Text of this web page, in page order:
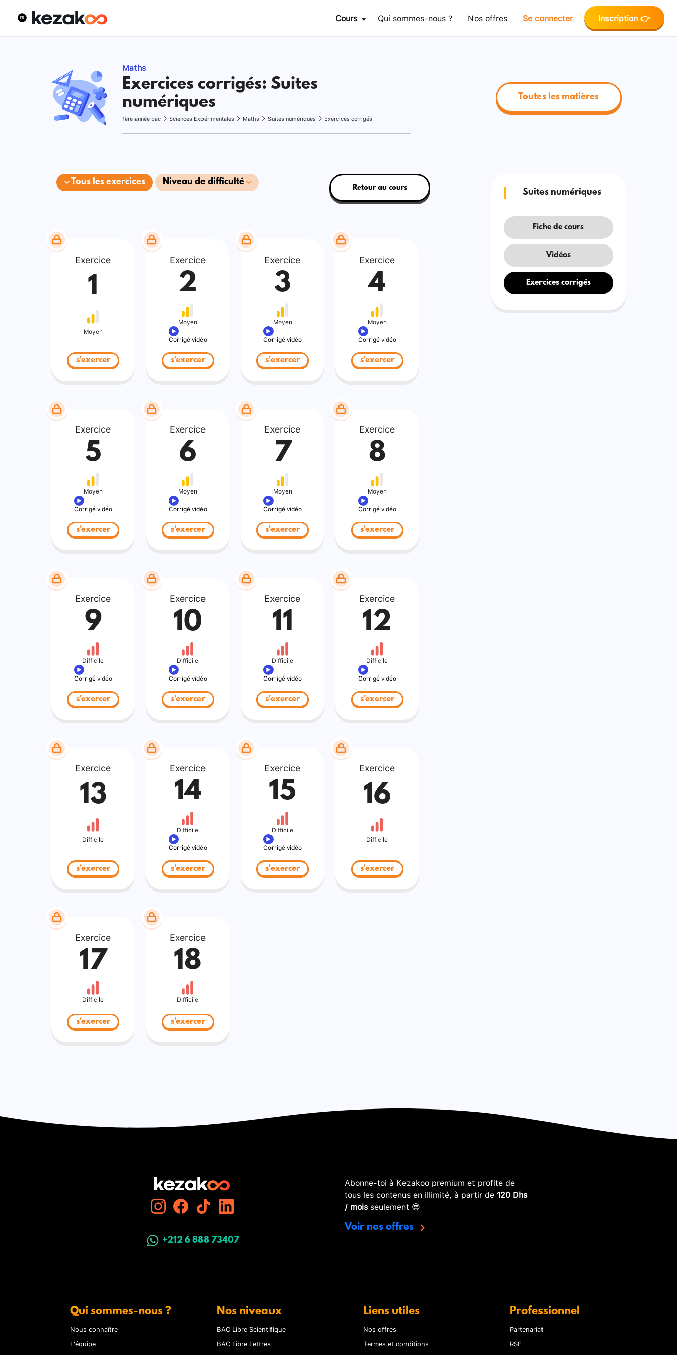
Cours Qui sommes-nous ? Nos offres Se connecter Inscription 👉
Maths
Exercices corrigés: Suites
numériques
1ère année bac Sciences Expérimentales Maths Suites numériques Exercices corrigés
Toutes les matières
Tous les exercices Niveau de difficulté
Retour au cours
Exercice
1
Moyen
s'exercer
Exercice
2
Moyen
Corrigé vidéo
s'exercer
Exercice
3
Moyen
Corrigé vidéo
s'exercer
Exercice
4
Moyen
Corrigé vidéo
s'exercer
Exercice
5
Moyen
Corrigé vidéo
s'exercer
Exercice
6
Moyen
Corrigé vidéo
s'exercer
Exercice
7
Moyen
Corrigé vidéo
s'exercer
Exercice
8
Moyen
Corrigé vidéo
s'exercer
Exercice
9
Difficile
Corrigé vidéo
s'exercer
Exercice
10
Difficile
Corrigé vidéo
s'exercer
Exercice
11
Difficile
Corrigé vidéo
s'exercer
Exercice
12
Difficile
Corrigé vidéo
s'exercer
Exercice
13
Difficile
s'exercer
Exercice
14
Difficile
Corrigé vidéo
s'exercer
Exercice
15
Difficile
Corrigé vidéo
s'exercer
Exercice
16
Difficile
s'exercer
Exercice
17
Difficile
s'exercer
Exercice
18
Difficile
s'exercer
Suites numériques
Fiche de cours
Vidéos
Exercices corrigés
+212 6 888 73407
Abonne-toi à Kezakoo premium et profite de
tous les contenus en illimité, à partir de 120 Dhs
/ moisseulement 😎
Voir nos offres
Qui sommes-nous ?
Nous connaître
L'équipe
Nos niveaux
BAC Libre Scientifique
BAC Libre Lettres
Liens utiles
Nos offres
Termes et conditions
Professionnel
Partenariat
RSE